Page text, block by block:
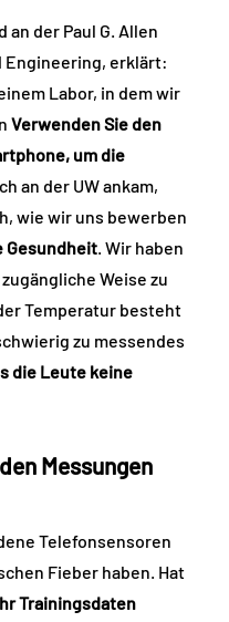
der Paul G. Allen
Engineering, erklärt:
Labor, in dem wir
Verwenden Sie den
um die
an der UW ankam,
wie wir uns bewerben
Gesundheit. Wir haben
Weise zu
Temperatur besteht
zu messendes
die Leute keine
Messungen
Telefonsensoren
Fieber haben. Hat
Trainingsdaten